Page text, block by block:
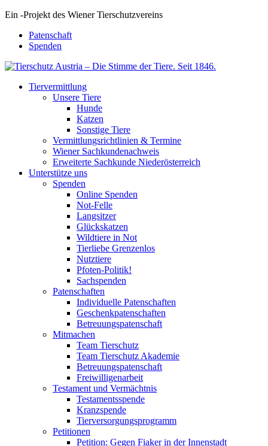
Ein -Projekt des Wiener Tierschutzvereins
Patenschaft
Spenden
Tiervermittlung
Unsere Tiere
Hunde
Katzen
Sonstige Tiere
Vermittlungsrichtlinien & Termine
Wiener Sachkundenachweis
Erweiterte Sachkunde Niederösterreich
Unterstütze uns
Spenden
Online Spenden
Not-Felle
Langsitzer
Glückskatzen
Wildtiere in Not
Tierliebe Grenzenlos
Nutztiere
Pfoten-Politik!
Sachspenden
Patenschaften
Individuelle Patenschaften
Geschenkpatenschaften
Betreuungspatenschaft
Mitmachen
Team Tierschutz
Team Tierschutz Akademie
Betreuungspatenschaft
Freiwilligenarbeit
Testament und Vermächtnis
Testamentsspende
Kranzspende
Tierversorgungsprogramm
Petitionen
Petition: Gegen Fiaker in der Innenstadt